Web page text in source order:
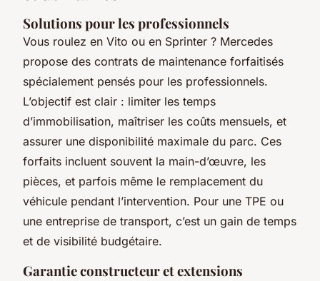
Solutions pour les professionnels
Vous roulez en Vito ou en Sprinter ? Mercedes
propose des contrats de maintenance forfaitisés
spécialement pensés pour les professionnels.
L’objectif est clair : limiter les temps
d’immobilisation, maîtriser les coûts mensuels, et
assurer une disponibilité maximale du parc. Ces
forfaits incluent souvent la main-d’œuvre, les
pièces, et parfois même le remplacement du
véhicule pendant l’intervention. Pour une TPE ou
une entreprise de transport, c’est un gain de temps
et de visibilité budgétaire.
Garantie constructeur et extensions